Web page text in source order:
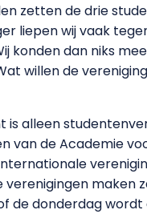
zetten de drie
liepen wij vaak
konden dan niks
willen de
is alleen
van de Academie
verenigingen maken
de donderdag